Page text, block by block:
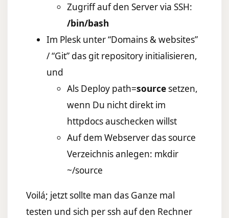
Zugriff auf den Server via SSH:
/bin/bash
Im Plesk unter “Domains & websites”
/ “Git” das git repository initialisieren,
und
Als Deploy path=sourcesetzen,
wenn Du nicht direkt im
httpdocs auschecken willst
Auf dem Webserver das source
Verzeichnis anlegen: mkdir
~/source
Voilá; jetzt sollte man das Ganze mal
testen und sich per ssh auf den Rechner